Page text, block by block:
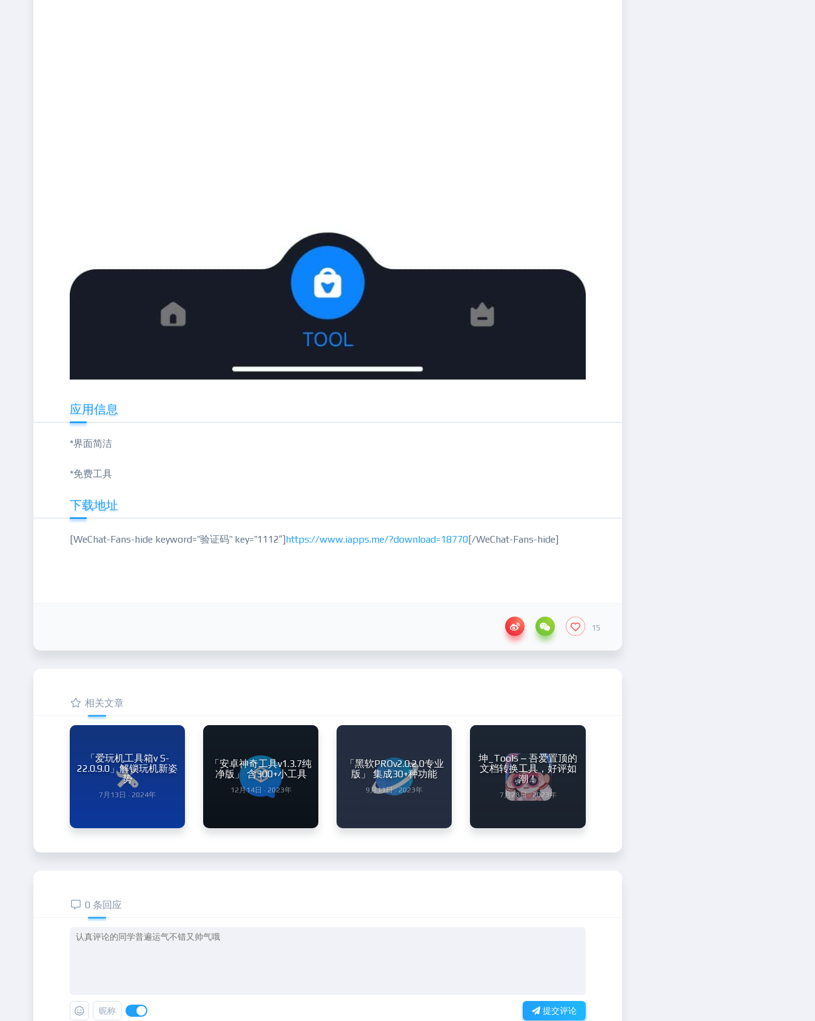
应用信息
*界面简洁
*免费工具
下载地址
[WeChat-Fans-hide keyword=”验证码” key=”1112″]https://www.iapps.me/?download=18770[/WeChat-Fans-hide]
15
相关文章
「爱玩机工具箱v S-
22.0.9.0」解锁玩机新姿
势
7月13日 · 2024年
「安卓神奇工具v1.3.7纯
净版」 含300+小工具
12月14日 · 2023年
「黑软PROv2.0.2.0专业
版」 集成30+种功能
9月11日 · 2023年
坤_Tools – 吾爱置顶的
文档转换工具，好评如
潮！
7月28日 · 2023年
0 条回应
昵称 提交评论